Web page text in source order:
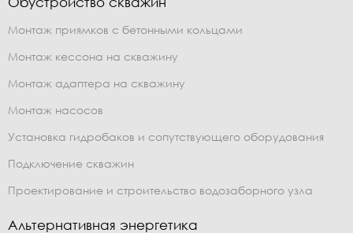
Монтаж приямков с бетонными кольцами
Монтаж кессона на скважину
Монтаж адаптера на скважину
Монтаж насосов
Установка гидробаков и сопутствующего оборудования
Подключение скважин
Проектирование и строительство водозаборного узла
Альтернативная энергетика